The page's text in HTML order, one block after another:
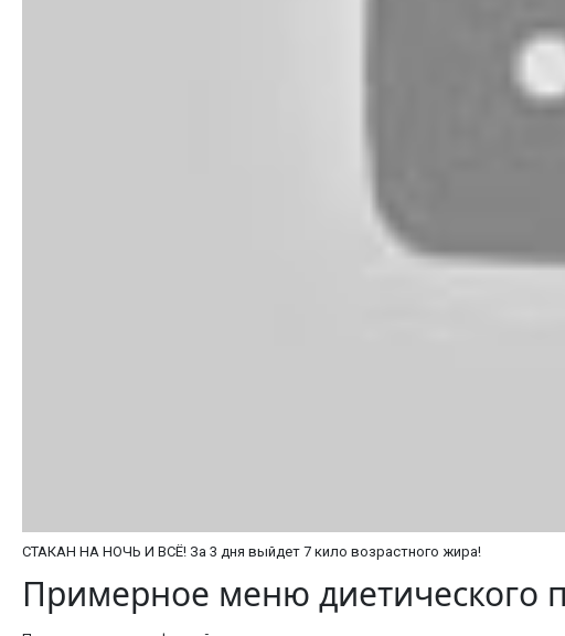
СТАКАН НА НОЧЬ И ВСЁ! За 3 дня выйдет 7 кило возрастного жира!
Примерное меню диетического